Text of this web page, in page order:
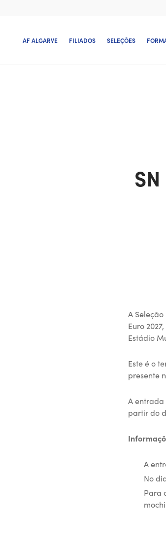
AF ALGARVE FILIADOS SELEÇÕES
A
Euro
Estádio
Este é o
presente
A
partir do
A
No
Para